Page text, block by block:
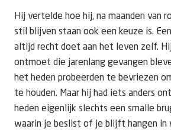
Hij vertelde hoe hij, na maanden van
stil blijven staan ook een keuze is.
altijd recht doet aan het leven zelf.
ontmoet die jarenlang gevangen
het heden probeerden te bevriezen
te houden. Maar hij had iets anders
heden eigenlijk slechts een smalle
waarin je beslist of je blijft hangen